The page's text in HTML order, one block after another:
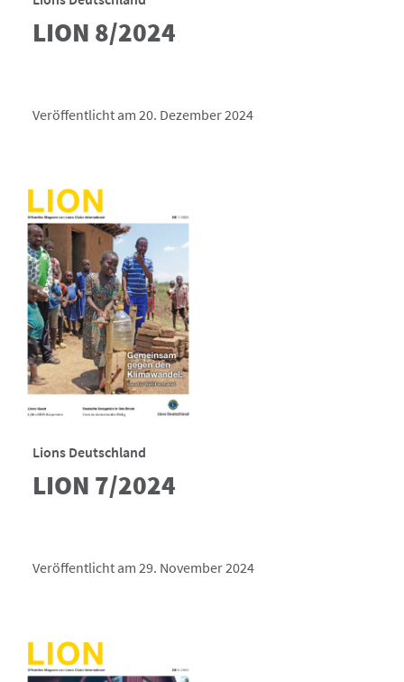
LION 8/2024
Veröffentlicht am 20. Dezember 2024
Lions Deutschland
LION 7/2024
Veröffentlicht am 29. November 2024